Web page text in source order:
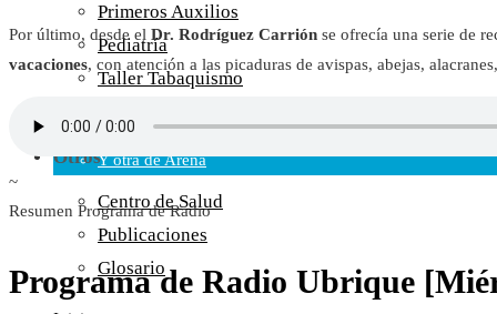
Cara Oscura Sanidad
Humor
Cal y Arena
Una de Cal
Y otra de Arena
Noticias Sanitarias
Newsletter
Primeros Auxilios
Pediatría
Taller Tabaquismo
Otros
Centro de Salud
Publicaciones
Glosario
Por último, desde el Dr. Rodríguez Carrión se ofrecía una serie de
vacaciones, con atención a las picaduras de avispas, abejas,
~
Resumen Programa de Radio
Programa de Radio Ubrique